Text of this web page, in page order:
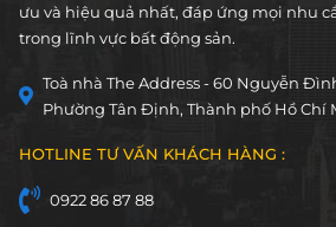
chuyên nghiệp, cùng hệ thống sản
cam kết mang đến cho Quý khách
ưu và hiệu quả nhất, đáp ứng mọi nhu
trong lĩnh vực bất động sản.
Toà nhà The Address - 60 Nguyễn